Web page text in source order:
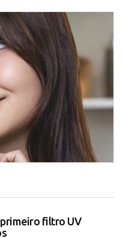
filtro UV